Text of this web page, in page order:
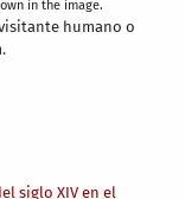
siglo XIV en el
in the image.
humano o